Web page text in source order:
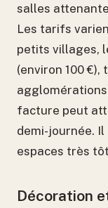
salles
Les tarifs
petits villages,
(environ 100 €),
facture peut
demi-journée.
espaces très
Décoration